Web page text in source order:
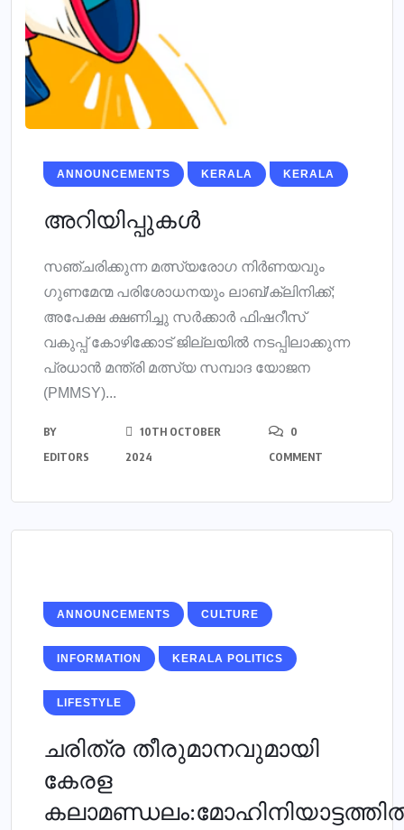
ANNOUNCEMENTS KERALA KERALA
അറിയിപ്പുകള്‍
സഞ്ചരിക്കുന്ന മത്സ്യരോഗ നിര്‍ണയവും
ഗുണമേന്മ പരിശോധനയും ലാബ്/ക്ലിനിക്ക്;
അപേക്ഷ ക്ഷണിച്ചു സര്‍ക്കാര്‍ ഫിഷറീസ്
വകുപ്പ് കോഴിക്കോട് ജില്ലയില്‍ നടപ്പിലാക്കുന്ന
പ്രധാന്‍ മന്ത്രി മത്സ്യ സമ്പാദ യോജന
(PMMSY)...
BY
EDITORS
10TH OCTOBER
2024
0
COMMENT
ANNOUNCEMENTS CULTURE
INFORMATION KERALA POLITICS
LIFESTYLE
ചരിത്ര തീരുമാനവുമായി
കേരള